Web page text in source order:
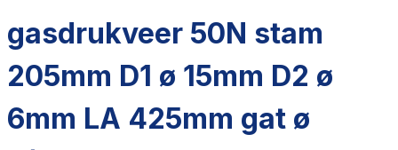
gasdrukveer 50N stam
205mm D1 ø 15mm D2 ø
6mm LA 425mm gat ø